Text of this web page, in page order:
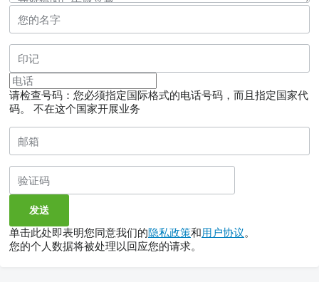
请检查号码：您必须指定国际格式的电话号码，而且指定国家代
码。
不在这个国家开展业务
单击此处即表明您同意我们的隐私政策和用户协议。
您的个人数据将被处理以回应您的请求。